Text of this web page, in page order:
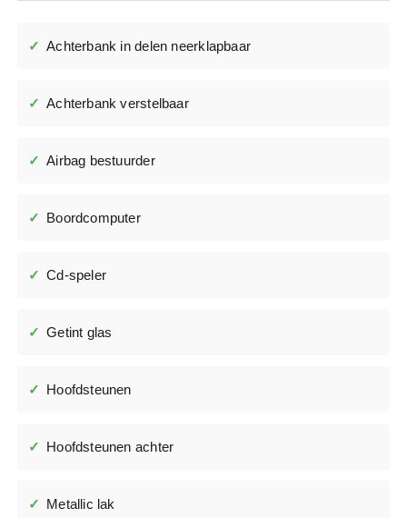
Achterbank in delen neerklapbaar
Achterbank verstelbaar
Airbag bestuurder
Boordcomputer
Cd-speler
Getint glas
Hoofdsteunen
Hoofdsteunen achter
Metallic lak